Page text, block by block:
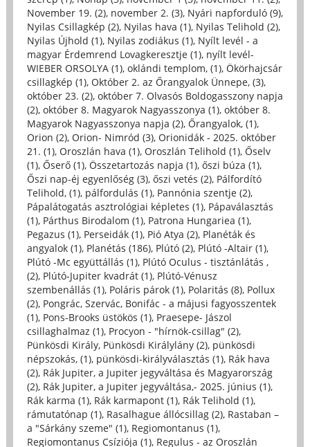
November 19. (2), november 2. (3), Nyári napforduló (9),
Nyilas Csillagkép (2), Nyilas hava (1), Nyilas Telihold (2),
Nyilas Újhold (1), Nyilas zodiákus (1), Nyílt levél - a
magyar Érdemrend Lovagkeresztje (1), nyílt levél-
WIEBER ORSOLYA (1), oklándi templom, (1), Ökörhajcsár
csillagkép (1), Október 2. az Őrangyalok Ünnepe, (3),
október 23. (2), október 7. Olvasós Boldogasszony napja
(2), október 8. Magyarok Nagyasszonya (1), október 8.
Magyarok Nagyasszonya napja (2), Őrangyalok, (1),
Orion (2), Orion- Nimród (3), Orionidák - 2025. október
21. (1), Oroszlán hava (1), Oroszlán Telihold (1), Őselv
(1), Őserő (1), Összetartozás napja (1), őszi búza (1),
Őszi nap-éj egyenlőség (3), őszi vetés (2), Pálfordító
Telihold, (1), pálfordulás (1), Pannónia szentje (2),
Pápalátogatás asztrológiai képletes (1), Pápaválasztás
(1), Párthus Birodalom (1), Patrona Hungariea (1),
Pegazus (1), Perseidák (1), Pió Atya (2), Planéták és
angyalok (1), Planétás (186), Plútó (2), Plútó -Altair (1),
Plútó -Mc együttállás (1), Plútó Oculus - tisztánlátás ,
(2), Plútó-Jupiter kvadrát (1), Plútó-Vénusz
szembenállás (1), Poláris párok (1), Polaritás (8), Pollux
(2), Pongrác, Szervác, Bonifác - a májusi fagyosszentek
(1), Pons-Brooks üstökös (1), Praesepe- Jászol
csillaghalmaz (1), Procyon - "hírnök-csillag" (2),
Pünkösdi Király, Pünkösdi Királylány (2), pünkösdi
népszokás, (1), pünkösdi-királyválasztás (1), Rák hava
(2), Rák Jupiter, a Jupiter jegyváltása és Magyarország
(2), Rák Jupiter, a Jupiter jegyváltása,- 2025. június (1),
Rák karma (1), Rák karmapont (1), Rák Telihold (1),
rámutatónap (1), Rasalhague állócsillag (2), Rastaban –
a "Sárkány szeme" (1), Regiomontanus (1),
Regiomontanus Csíziója (1), Regulus - az Oroszlán